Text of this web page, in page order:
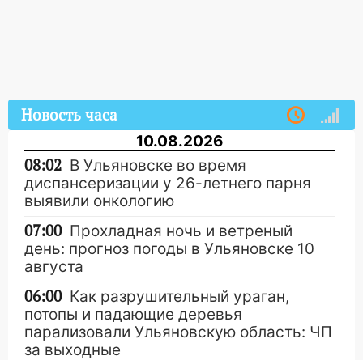
Новость часа
10.08.2026
08:02 В Ульяновске во время
диспансеризации у 26-летнего парня
выявили онкологию
07:00 Прохладная ночь и ветреный
день: прогноз погоды в Ульяновске 10
августа
06:00 Как разрушительный ураган,
потопы и падающие деревья
парализовали Ульяновскую область: ЧП
за выходные